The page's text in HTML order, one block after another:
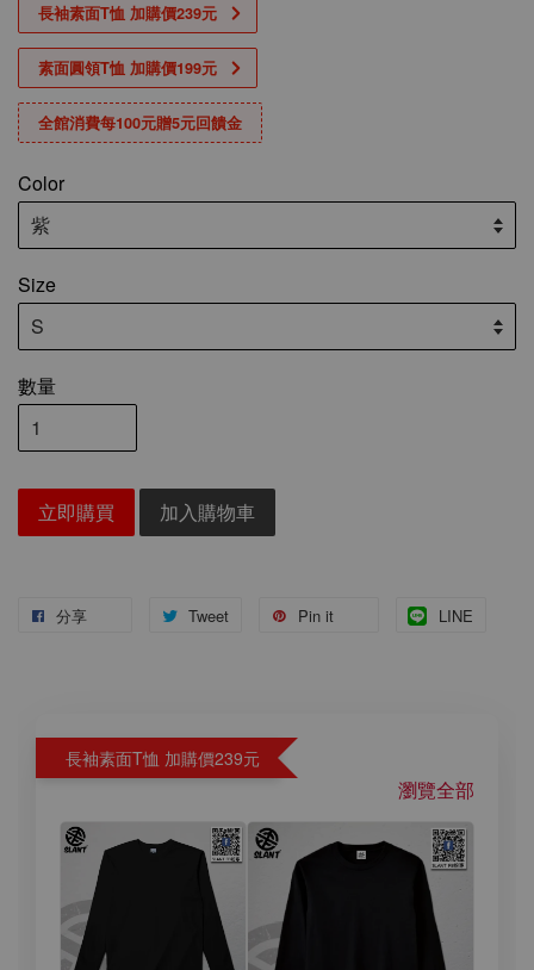
長袖素面T恤 加購價239元
素面圓領T恤 加購價199元
全館消費每100元贈5元回饋金
Color
Size
數量
立即購買 加入購物車
分享 Tweet Pin it LINE
長袖素面T恤 加購價239元
瀏覽全部